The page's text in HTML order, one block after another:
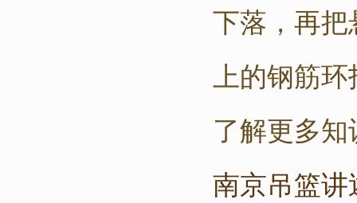
下落，再
上的钢筋
了解更多
南京吊篮